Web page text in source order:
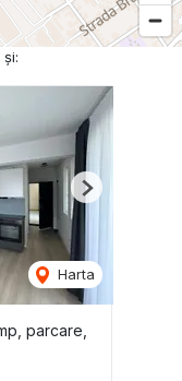
Harta
Next
parcare,